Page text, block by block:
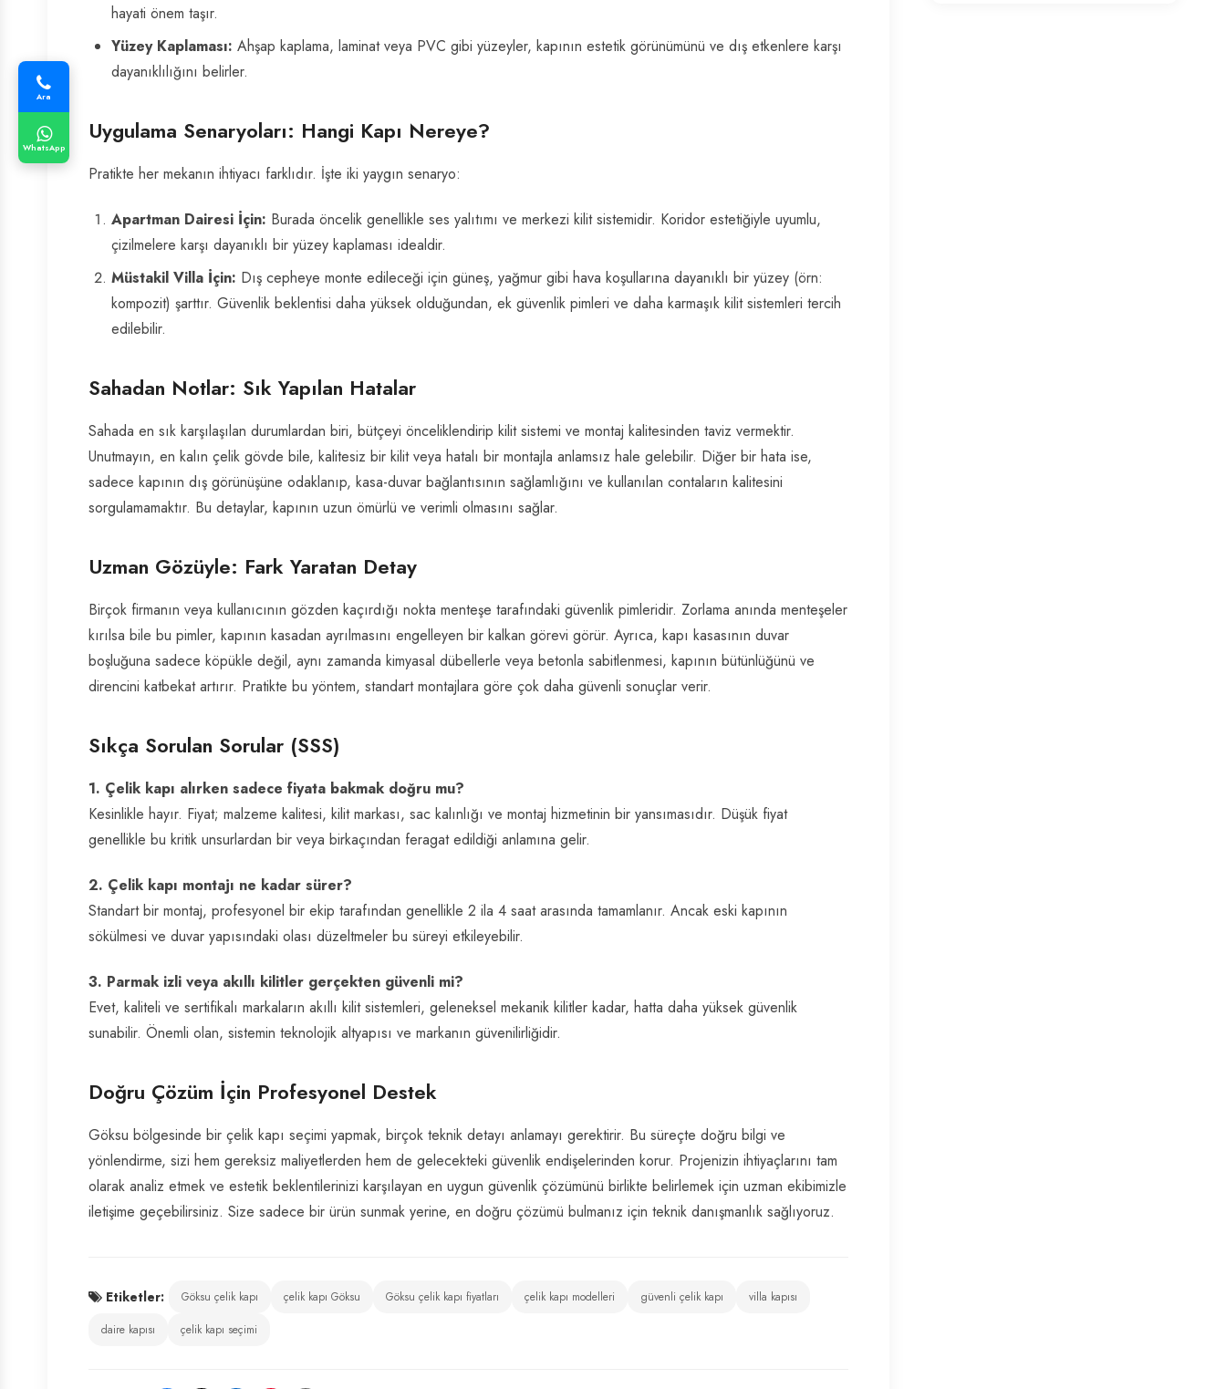
hayati önem taşır.
Yüzey Kaplaması: Ahşap kaplama, laminat veya PVC gibi yüzeyler, kapının estetik görünümünü ve dış etkenlere karşı
dayanıklılığını belirler.
Uygulama Senaryoları: Hangi Kapı Nereye?
Pratikte her mekanın ihtiyacı farklıdır. İşte iki yaygın senaryo:
Apartman Dairesi İçin: Burada öncelik genellikle ses yalıtımı ve merkezi kilit sistemidir. Koridor estetiğiyle uyumlu,
çizilmelere karşı dayanıklı bir yüzey kaplaması idealdir.
Müstakil Villa İçin: Dış cepheye monte edileceği için güneş, yağmur gibi hava koşullarına dayanıklı bir yüzey (örn:
kompozit) şarttır. Güvenlik beklentisi daha yüksek olduğundan, ek güvenlik pimleri ve daha karmaşık kilit sistemleri tercih
edilebilir.
Sahadan Notlar: Sık Yapılan Hatalar
Sahada en sık karşılaşılan durumlardan biri, bütçeyi önceliklendirip kilit sistemi ve montaj kalitesinden taviz vermektir.
Unutmayın, en kalın çelik gövde bile, kalitesiz bir kilit veya hatalı bir montajla anlamsız hale gelebilir. Diğer bir hata ise,
sadece kapının dış görünüşüne odaklanıp, kasa-duvar bağlantısının sağlamlığını ve kullanılan contaların kalitesini
sorgulamamaktır. Bu detaylar, kapının uzun ömürlü ve verimli olmasını sağlar.
Uzman Gözüyle: Fark Yaratan Detay
Birçok firmanın veya kullanıcının gözden kaçırdığı nokta menteşe tarafındaki güvenlik pimleridir. Zorlama anında menteşeler
kırılsa bile bu pimler, kapının kasadan ayrılmasını engelleyen bir kalkan görevi görür. Ayrıca, kapı kasasının duvar
boşluğuna sadece köpükle değil, aynı zamanda kimyasal dübellerle veya betonla sabitlenmesi, kapının bütünlüğünü ve
direncini katbekat artırır. Pratikte bu yöntem, standart montajlara göre çok daha güvenli sonuçlar verir.
Sıkça Sorulan Sorular (SSS)
1. Çelik kapı alırken sadece fiyata bakmak doğru mu?
Kesinlikle hayır. Fiyat; malzeme kalitesi, kilit markası, sac kalınlığı ve montaj hizmetinin bir yansımasıdır. Düşük fiyat
genellikle bu kritik unsurlardan bir veya birkaçından feragat edildiği anlamına gelir.
2. Çelik kapı montajı ne kadar sürer?
Standart bir montaj, profesyonel bir ekip tarafından genellikle 2 ila 4 saat arasında tamamlanır. Ancak eski kapının
sökülmesi ve duvar yapısındaki olası düzeltmeler bu süreyi etkileyebilir.
3. Parmak izli veya akıllı kilitler gerçekten güvenli mi?
Evet, kaliteli ve sertifikalı markaların akıllı kilit sistemleri, geleneksel mekanik kilitler kadar, hatta daha yüksek güvenlik
sunabilir. Önemli olan, sistemin teknolojik altyapısı ve markanın güvenilirliğidir.
Doğru Çözüm İçin Profesyonel Destek
Göksu bölgesinde bir çelik kapı seçimi yapmak, birçok teknik detayı anlamayı gerektirir. Bu süreçte doğru bilgi ve
yönlendirme, sizi hem gereksiz maliyetlerden hem de gelecekteki güvenlik endişelerinden korur. Projenizin ihtiyaçlarını tam
olarak analiz etmek ve estetik beklentilerinizi karşılayan en uygun güvenlik çözümünü birlikte belirlemek için uzman ekibimizle
iletişime geçebilirsiniz. Size sadece bir ürün sunmak yerine, en doğru çözümü bulmanız için teknik danışmanlık sağlıyoruz.
Etiketler: Göksu çelik kapı çelik kapı Göksu Göksu çelik kapı fiyatları çelik kapı modelleri güvenli çelik kapı
villa kapısı
daire kapısı
çelik kapı seçimi
Ara
WhatsApp